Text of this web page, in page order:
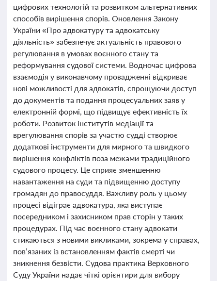
цифрових технологій та розвитком альтернативних
способів вирішення спорів. Оновлення Закону
України «Про адвокатуру та адвокатську
діяльність» забезпечує актуальність правового
регулювання в умовах воєнного стану та
реформування судової системи. Водночас цифрова
взаємодія у виконавчому провадженні відкриває
нові можливості для адвокатів, спрощуючи доступ
до документів та подання процесуальних заяв у
електронній формі, що підвищує ефективність їх
роботи. Розвиток інститутів медіації та
врегулювання спорів за участю судді створює
додаткові інструменти для мирного та швидкого
вирішення конфліктів поза межами традиційного
судового процесу. Це сприяє зменшенню
навантаження на суди та підвищенню доступу
громадян до правосуддя. Важливу роль у цьому
процесі відіграє адвокатура, яка виступає
посередником і захисником прав сторін у таких
процедурах. Під час воєнного стану адвокати
стикаються з новими викликами, зокрема у справах,
пов’язаних із встановленням фактів смерті чи
зникнення безвісти. Судова практика Верховного
Суду України надає чіткі орієнтири для вибору